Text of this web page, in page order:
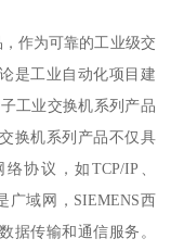
为可靠的工业级交
是工业自动化项目建
工业交换机系列产品
换机系列产品不仅具
协议，如TCP/IP、
广域网，SIEMENS西
据传输和通信服务。